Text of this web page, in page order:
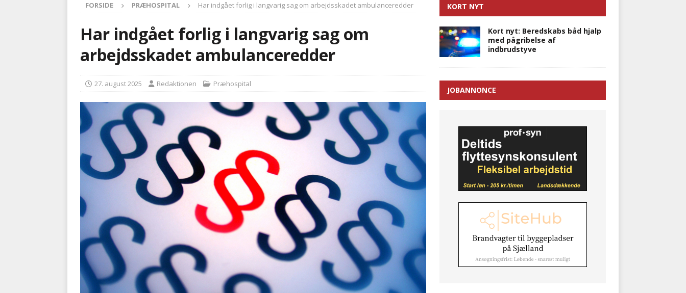
[ 5. august 2026 ] Advarer: Udløb af sygetransporttilladelser kan sende 400.000 kørsler over
i det offentlige
PRÆHOSPITAL
Ny ambulance og el-sygetransportvogn til Samsø
[ 4. august 2026 ] Brandvæsenerne brugte lidt længere tid på at komme af sted i 2025
BRANDVÆSEN
nødsporet
AUTOHJÆLP
FORSIDE PRÆHOSPITAL Har indgået forlig i langvarig sag om arbejdsskadet ambulanceredder
Har indgået forlig i langvarig sag om
arbejdsskadet ambulanceredder
27. august 2025 Redaktionen Præhospital
KORT NYT
Kort nyt: Beredskabs båd hjalp
med pågribelse af
indbrudstyve
JOBANNONCE